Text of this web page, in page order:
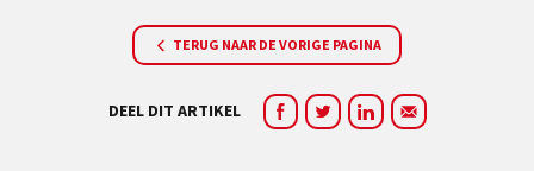
TERUG NAAR DE VORIGE PAGINA
DEEL DIT ARTIKEL